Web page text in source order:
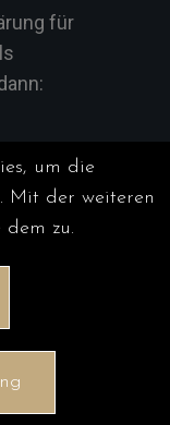
für
der Websites
Kunden als
für diese
diese Daten
ihrem Namen;
um die
Mit der weiteren
zu.